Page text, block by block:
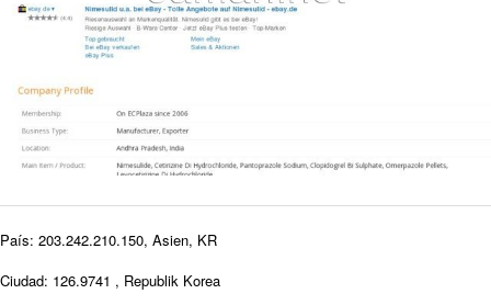
País: 203.242.210.150, Asien, KR
Ciudad: 126.9741 , Republik Korea